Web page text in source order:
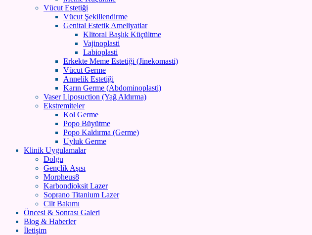
Vücut Estetiği
Vücut Şekillendirme
Genital Estetik Ameliyatlar
Klitoral Başlık Küçültme
Vajinoplasti
Labioplasti
Erkekte Meme Estetiği (Jinekomasti)
Vücut Germe
Annelik Estetiği
Karın Germe (Abdominoplasti)
Vaser Liposuction (Yağ Aldırma)
Ekstremiteler
Kol Germe
Popo Büyütme
Popo Kaldırma (Germe)
Uyluk Germe
Klinik Uygulamalar
Dolgu
Gençlik Aşısı
Morpheus8
Karbondioksit Lazer
Soprano Titanium Lazer
Cilt Bakımı
Öncesi & Sonrası Galeri
Blog & Haberler
İletişim